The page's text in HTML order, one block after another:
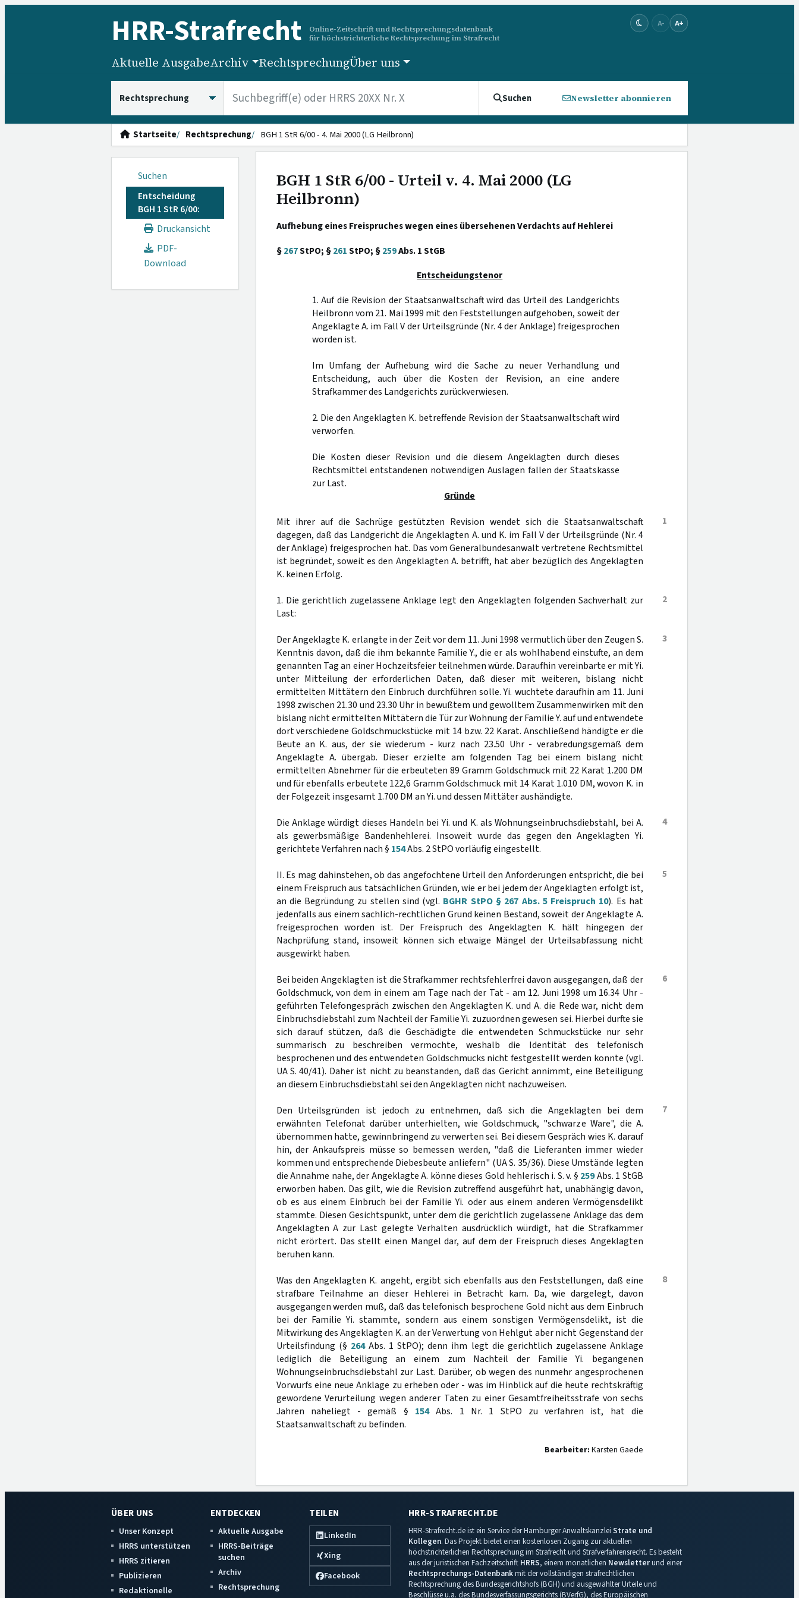
HRR-Strafrecht
Online-Zeitschrift und Rechtsprechungsdatenbank
für höchstrichterliche Rechtsprechung im Strafrecht
A- A+
Aktuelle AusgabeArchiv RechtsprechungÜber uns
Suchen Newsletter abonnieren
Startseite Rechtsprechung BGH 1 StR 6/00 - 4. Mai 2000 (LG Heilbronn)
Suchen
Entscheidung
BGH 1 StR 6/00:
Druckansicht
PDF-
Download
BGH 1 StR 6/00 - Urteil v. 4. Mai 2000 (LG
Heilbronn)
Aufhebung eines Freispruches wegen eines übersehenen Verdachts auf Hehlerei
§267StPO; §261StPO; §259Abs. 1 StGB
Entscheidungstenor
1. Auf die Revision der Staatsanwaltschaft wird das Urteil des Landgerichts
Heilbronn vom 21. Mai 1999 mit den Feststellungen aufgehoben, soweit der
Angeklagte A. im Fall V der Urteilsgründe (Nr. 4 der Anklage) freigesprochen
worden ist.
Im Umfang der Aufhebung wird die Sache zu neuer Verhandlung und
Entscheidung, auch über die Kosten der Revision, an eine andere
Strafkammer des Landgerichts zurückverwiesen.
2. Die den Angeklagten K. betreffende Revision der Staatsanwaltschaft wird
verworfen.
Die Kosten dieser Revision und die diesem Angeklagten durch dieses
Rechtsmittel entstandenen notwendigen Auslagen fallen der Staatskasse
zur Last.
Gründe
1
Mit ihrer auf die Sachrüge gestützten Revision wendet sich die Staatsanwaltschaft
dagegen, daß das Landgericht die Angeklagten A. und K. im Fall V der Urteilsgründe (Nr. 4
der Anklage) freigesprochen hat. Das vom Generalbundesanwalt vertretene Rechtsmittel
ist begründet, soweit es den Angeklagten A. betrifft, hat aber bezüglich des Angeklagten
K. keinen Erfolg.
2
1. Die gerichtlich zugelassene Anklage legt den Angeklagten folgenden Sachverhalt zur
Last:
3
Der Angeklagte K. erlangte in der Zeit vor dem 11. Juni 1998 vermutlich über den Zeugen S.
Kenntnis davon, daß die ihm bekannte Familie Y., die er als wohlhabend einstufte, an dem
genannten Tag an einer Hochzeitsfeier teilnehmen würde. Daraufhin vereinbarte er mit Yi.
unter Mitteilung der erforderlichen Daten, daß dieser mit weiteren, bislang nicht
ermittelten Mittätern den Einbruch durchführen solle. Yi. wuchtete daraufhin am 11. Juni
1998 zwischen 21.30 und 23.30 Uhr in bewußtem und gewolltem Zusammenwirken mit den
bislang nicht ermittelten Mittätern die Tür zur Wohnung der Familie Y. auf und entwendete
dort verschiedene Goldschmuckstücke mit 14 bzw. 22 Karat. Anschließend händigte er die
Beute an K. aus, der sie wiederum - kurz nach 23.50 Uhr - verabredungsgemäß dem
Angeklagte A. übergab. Dieser erzielte am folgenden Tag bei einem bislang nicht
ermittelten Abnehmer für die erbeuteten 89 Gramm Goldschmuck mit 22 Karat 1.200 DM
und für ebenfalls erbeutete 122,6 Gramm Goldschmuck mit 14 Karat 1.010 DM, wovon K. in
der Folgezeit insgesamt 1.700 DM an Yi. und dessen Mittäter aushändigte.
4
Die Anklage würdigt dieses Handeln bei Yi. und K. als Wohnungseinbruchsdiebstahl, bei A.
als gewerbsmäßige Bandenhehlerei. Insoweit wurde das gegen den Angeklagten Yi.
gerichtete Verfahren nach § 154Abs. 2 StPO vorläufig eingestellt.
5
II. Es mag dahinstehen, ob das angefochtene Urteil den Anforderungen entspricht, die bei
einem Freispruch aus tatsächlichen Gründen, wie er bei jedem der Angeklagten erfolgt ist,
an die Begründung zu stellen sind (vgl. BGHR StPO § 267 Abs. 5 Freispruch 10). Es hat
jedenfalls aus einem sachlich-rechtlichen Grund keinen Bestand, soweit der Angeklagte A.
freigesprochen worden ist. Der Freispruch des Angeklagten K. hält hingegen der
Nachprüfung stand, insoweit können sich etwaige Mängel der Urteilsabfassung nicht
ausgewirkt haben.
6
Bei beiden Angeklagten ist die Strafkammer rechtsfehlerfrei davon ausgegangen, daß der
Goldschmuck, von dem in einem am Tage nach der Tat - am 12. Juni 1998 um 16.34 Uhr -
geführten Telefongespräch zwischen den Angeklagten K. und A. die Rede war, nicht dem
Einbruchsdiebstahl zum Nachteil der Familie Yi. zuzuordnen gewesen sei. Hierbei durfte sie
sich darauf stützen, daß die Geschädigte die entwendeten Schmuckstücke nur sehr
summarisch zu beschreiben vermochte, weshalb die Identität des telefonisch
besprochenen und des entwendeten Goldschmucks nicht festgestellt werden konnte (vgl.
UA S. 40/41). Daher ist nicht zu beanstanden, daß das Gericht annimmt, eine Beteiligung
an diesem Einbruchsdiebstahl sei den Angeklagten nicht nachzuweisen.
7
Den Urteilsgründen ist jedoch zu entnehmen, daß sich die Angeklagten bei dem
erwähnten Telefonat darüber unterhielten, wie Goldschmuck, "schwarze Ware", die A.
übernommen hatte, gewinnbringend zu verwerten sei. Bei diesem Gespräch wies K. darauf
hin, der Ankaufspreis müsse so bemessen werden, "daß die Lieferanten immer wieder
kommen und entsprechende Diebesbeute anliefern" (UA S. 35/36). Diese Umstände legten
die Annahme nahe, der Angeklagte A. könne dieses Gold hehlerisch i. S. v. § 259Abs. 1 StGB
erworben haben. Das gilt, wie die Revision zutreffend ausgeführt hat, unabhängig davon,
ob es aus einem Einbruch bei der Familie Yi. oder aus einem anderen Vermögensdelikt
stammte. Diesen Gesichtspunkt, unter dem die gerichtlich zugelassene Anklage das dem
Angeklagten A zur Last gelegte Verhalten ausdrücklich würdigt, hat die Strafkammer
nicht erörtert. Das stellt einen Mangel dar, auf dem der Freispruch dieses Angeklagten
beruhen kann.
8
Was den Angeklagten K. angeht, ergibt sich ebenfalls aus den Feststellungen, daß eine
strafbare Teilnahme an dieser Hehlerei in Betracht kam. Da, wie dargelegt, davon
ausgegangen werden muß, daß das telefonisch besprochene Gold nicht aus dem Einbruch
bei der Familie Yi. stammte, sondern aus einem sonstigen Vermögensdelikt, ist die
Mitwirkung des Angeklagten K. an der Verwertung von Hehlgut aber nicht Gegenstand der
Urteilsfindung (§ 264Abs. 1 StPO); denn ihm legt die gerichtlich zugelassene Anklage
lediglich die Beteiligung an einem zum Nachteil der Familie Yi. begangenen
Wohnungseinbruchsdiebstahl zur Last. Darüber, ob wegen des nunmehr angesprochenen
Vorwurfs eine neue Anklage zu erheben oder - was im Hinblick auf die heute rechtskräftig
gewordene Verurteilung wegen anderer Taten zu einer Gesamtfreiheitsstrafe von sechs
Jahren naheliegt - gemäß § 154Abs. 1 Nr. 1 StPO zu verfahren ist, hat die
Staatsanwaltschaft zu befinden.
Bearbeiter: Karsten Gaede
ÜBER UNS
Unser Konzept
HRRS unterstützen
HRRS zitieren
Publizieren
Redaktionelle
ENTDECKEN
Aktuelle Ausgabe
HRRS-Beiträge
suchen
Archiv
Rechtsprechung
TEILEN
LinkedIn
Xing
Facebook
HRR-STRAFRECHT.DE
HRR-Strafrecht.de ist ein Service der Hamburger Anwaltskanzlei Strate und
Kollegen. Das Projekt bietet einen kostenlosen Zugang zur aktuellen
höchstrichterlichen Rechtsprechung im Strafrecht und Strafverfahrensrecht. Es besteht
aus der juristischen Fachzeitschrift HRRS, einem monatlichen Newsletterund einer
Rechtsprechungs-Datenbankmit der vollständigen strafrechtlichen
Rechtsprechung des Bundesgerichtshofs (BGH) und ausgewählter Urteile und
Beschlüsse u.a. des Bundesverfassungsgerichts (BVerfG), des Europäischen